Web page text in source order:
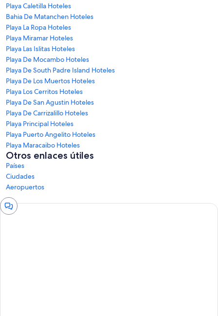
Playa Caletilla Hoteles
Bahia De Matanchen Hoteles
Playa La Ropa Hoteles
Playa Miramar Hoteles
Playa Las Islitas Hoteles
Playa De Mocambo Hoteles
Playa De South Padre Island Hoteles
Playa De Los Muertos Hoteles
Playa Los Cerritos Hoteles
Playa De San Agustin Hoteles
Playa De Carrizalillo Hoteles
Playa Principal Hoteles
Playa Puerto Angelito Hoteles
Playa Maracaibo Hoteles
Otros enlaces útiles
Países
Ciudades
Aeropuertos
Ventana
de